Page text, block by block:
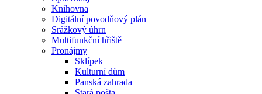
Knihovna
Digitální povodňový plán
Srážkový úhrn
Multifunkční hřiště
Pronájmy
Sklípek
Kulturní dům
Panská zahrada